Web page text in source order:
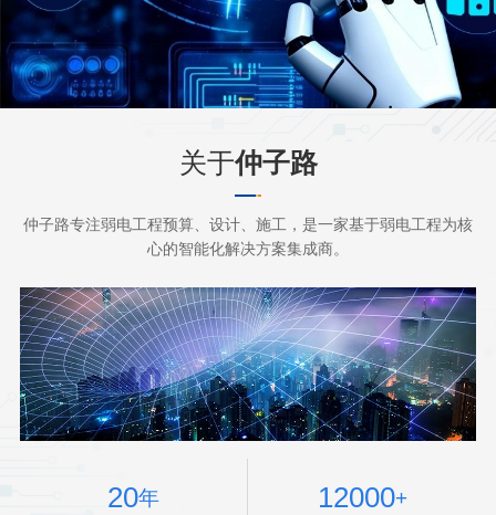
关于仲子路
仲子路专注弱电工程预算、设计、施工，是一家基于弱电工程为核
心的智能化解决方案集成商。
20年 12000+